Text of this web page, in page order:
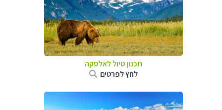
תכנון טיול לאלסקה
לחץ לפרטים